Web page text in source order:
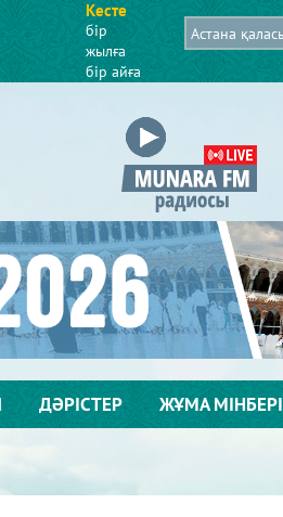
Кесте
бір
жылға
бір айға
ДӘРІСТЕР ЖҰМА МІНБЕРІ